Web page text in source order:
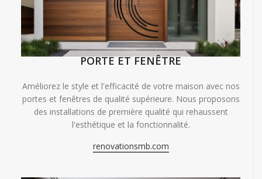
PORTE ET FENÊTRE
Améliorez le style et l'efficacité de votre maison avec nos
portes et fenêtres de qualité supérieure. Nous proposons
des installations de première qualité qui rehaussent
l'esthétique et la fonctionnalité.
renovationsmb.com